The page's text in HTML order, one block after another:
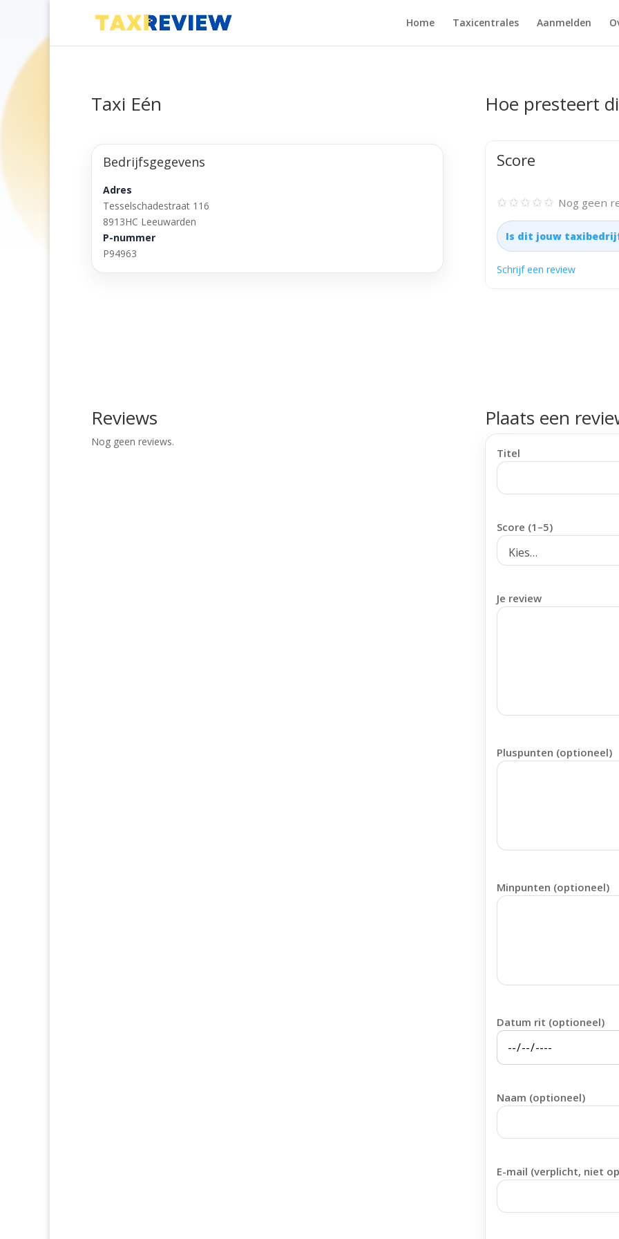
Home Taxicentrales Aanmelden
Taxi Eén
Bedrijfsgegevens
Adres
Tesselschadestraat 116
8913HC Leeuwarden
P-nummer
P94963
Hoe presteert
Score
✩✩✩✩✩ Nog geen
Is dit jouw
Schrijf een review
Reviews
Nog geen reviews.
Plaats een
Titel
Score (1–5)
Je review
Pluspunten (optioneel)
Minpunten (optioneel)
Datum rit (optioneel)
Naam (optioneel)
E-mail (verplicht, niet